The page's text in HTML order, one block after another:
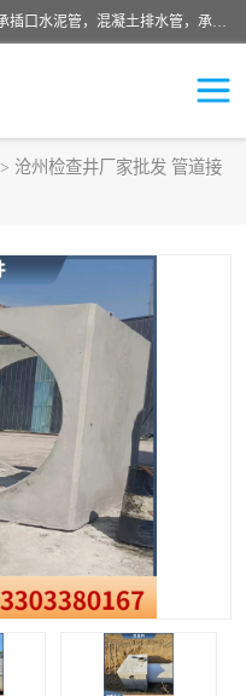
衡水宁瑞建材有限公司批量供应：水泥管、承插口水泥管，混凝土排水管，承插口水泥管，企口水泥管，钢承口水泥管，顶管，平口水泥管，水泥检查井，混凝土检查井，预制混凝土检查井，矩形检查井，圆形检查井等产品。
> 沧州检查井厂家批发 管道接
水泥管
矩形检查井
预制混凝土检查井
钢承口水泥管